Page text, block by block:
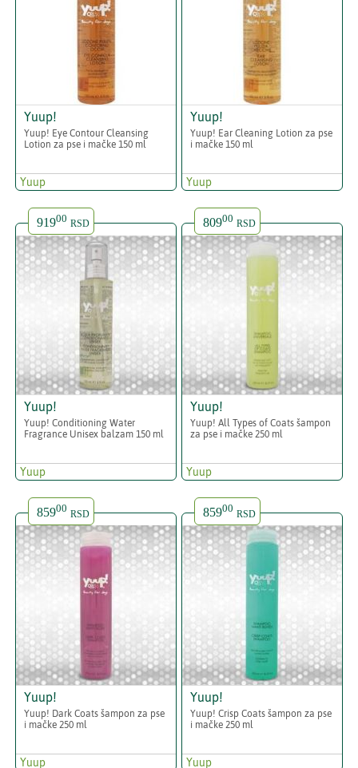
Yuup!
Yuup! Eye Contour Cleansing
Lotion za pse i mačke 150 ml
Yuup
Yuup!
Yuup! Ear Cleaning Lotion za pse
i mačke 150 ml
Yuup
91900 RSD
Yuup!
Yuup! Conditioning Water
Fragrance Unisex balzam 150 ml
Yuup
80900 RSD
Yuup!
Yuup! All Types of Coats šampon
za pse i mačke 250 ml
Yuup
85900 RSD
Yuup!
Yuup! Dark Coats šampon za pse
i mačke 250 ml
Yuup
85900 RSD
Yuup!
Yuup! Crisp Coats šampon za pse
i mačke 250 ml
Yuup